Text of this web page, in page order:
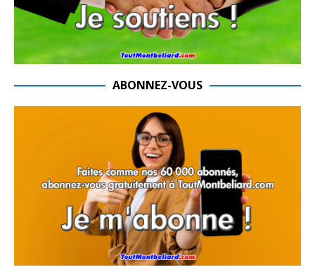
ABONNEZ-VOUS